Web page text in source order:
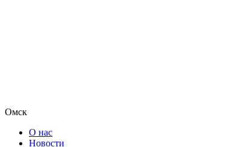
Омск
О нас
Новости